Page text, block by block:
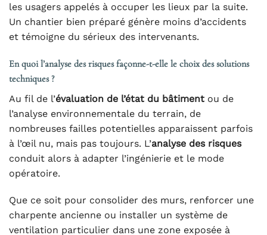
les usagers appelés à occuper les lieux par la suite.
Un chantier bien préparé génère moins d’accidents
et témoigne du sérieux des intervenants.
En quoi l’analyse des risques façonne-t-elle le choix des solutions
techniques ?
Au fil de l’évaluation de l’état du bâtiment ou de
l’analyse environnementale du terrain, de
nombreuses failles potentielles apparaissent parfois
à l’œil nu, mais pas toujours. L’analyse des risques
conduit alors à adapter l’ingénierie et le mode
opératoire.
Que ce soit pour consolider des murs, renforcer une
charpente ancienne ou installer un système de
ventilation particulier dans une zone exposée à